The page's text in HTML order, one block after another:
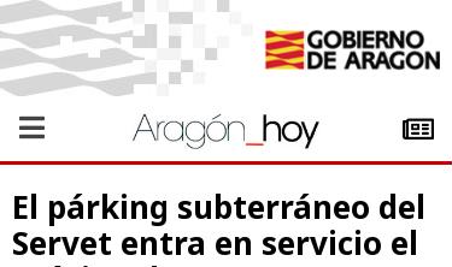
El párking subterráneo del
Servet entra en servicio el